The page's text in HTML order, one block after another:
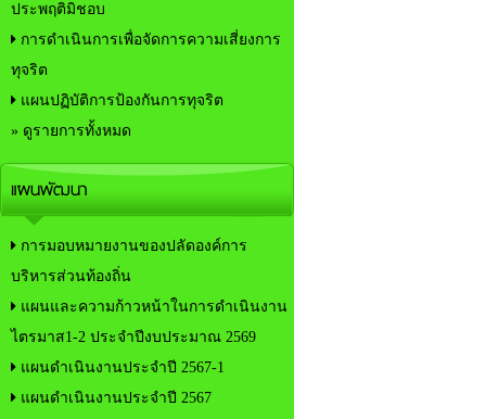
ประพฤติมิชอบ
การดำเนินการเพื่อจัดการความเสี่ยงการ
ทุจริต
แผนปฏิบัติการป้องกันการทุจริต
» ดูรายการทั้งหมด
แผนพัฒนา
การมอบหมายงานของปลัดองค์การ
บริหารส่วนท้องถิ่น
แผนและความก้าวหน้าในการดำเนินงาน
ไตรมาส1-2 ประจำปีงบประมาณ 2569
แผนดำเนินงานประจำปี 2567-1
แผนดำเนินงานประจำปี 2567